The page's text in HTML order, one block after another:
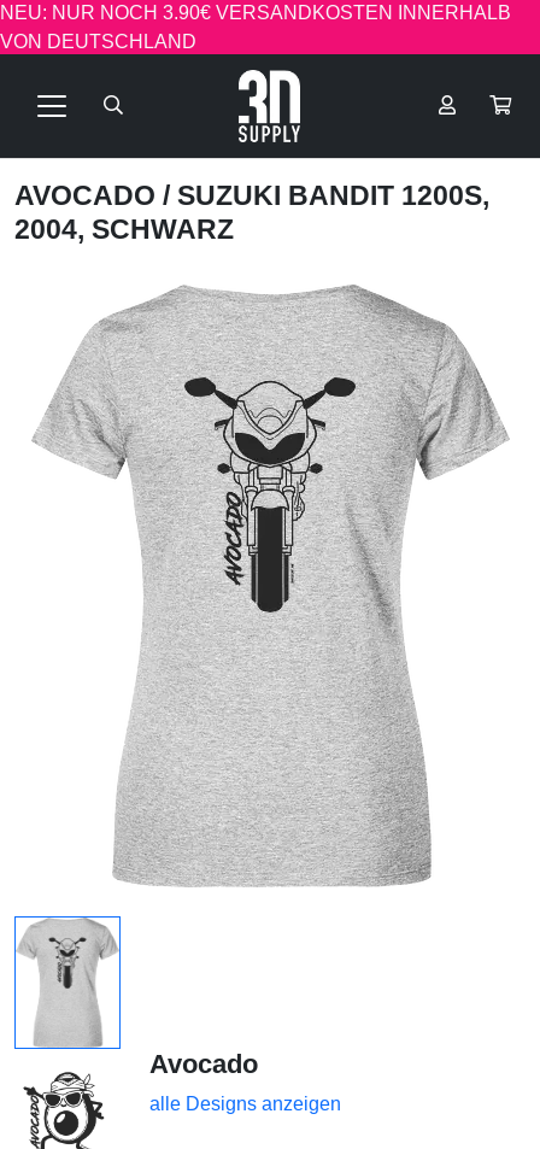
NEU: NUR NOCH 3.90€ VERSANDKOSTEN INNERHALB
VON DEUTSCHLAND
AVOCADO / SUZUKI BANDIT 1200S,
2004, SCHWARZ
Avocado
alle Designs anzeigen